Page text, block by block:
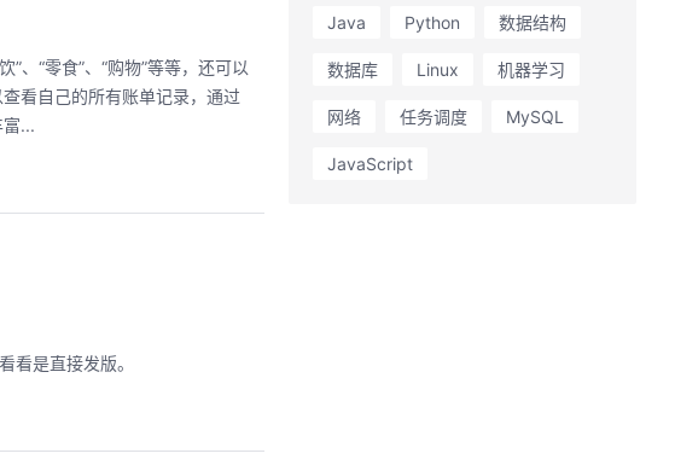
、“零食”、“购物”等等，还可以
看自己的所有账单记录，通过
...
看是直接发版。
Java Python 数据结构
数据库 Linux 机器学习
网络 任务调度 MySQL
JavaScript